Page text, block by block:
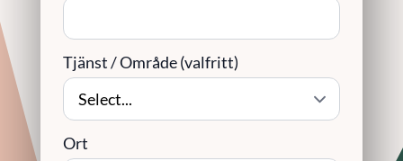
Tjänst / Område (valfritt)
Ort